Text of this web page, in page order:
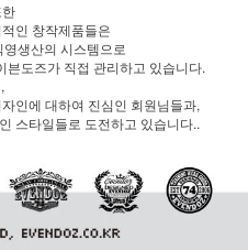
인 창작제품들은
생산의 시스템으로
도즈가 직접 관리하고 있습니다.
,
인에 대하여 진심인 회원님들과,
스타일들로 도전하고 있습니다..